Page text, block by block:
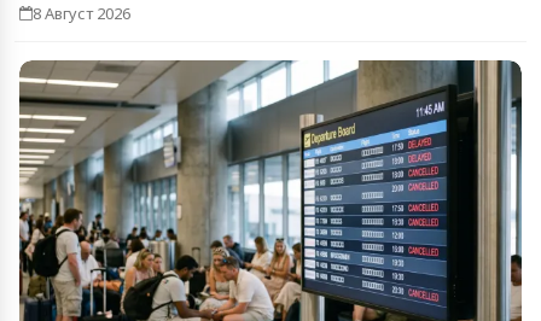
8 Август 2026